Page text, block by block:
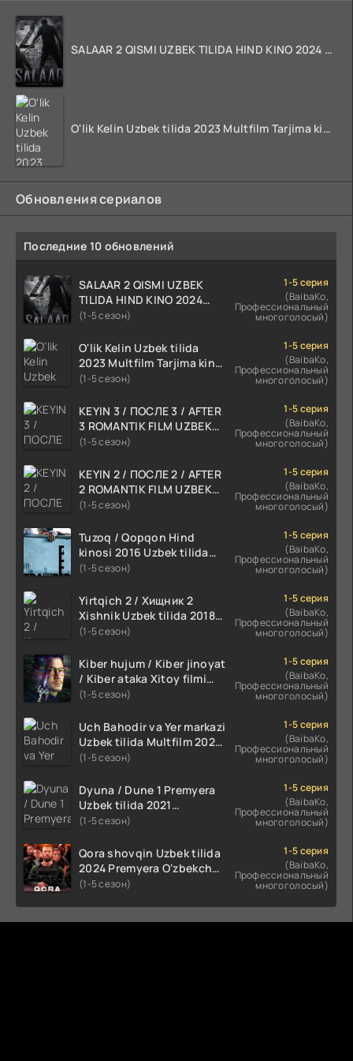
SALAAR 2 QISMI UZBEK TILIDA HIND KINO 2024 TARJIMA 720p HD Skachat
O'lik Kelin Uzbek tilida 2023 Multfilm Tarjima kino skachat
Обновления сериалов
Последние 10 обновлений
SALAAR 2 QISMI UZBEK
TILIDA HIND KINO 2024
TARJIMA 720p HD Skachat
(1-5 сезон)
1-5 серия
(BaibaKo,
Профессиональный
многоголосый)
O'lik Kelin Uzbek tilida
2023 Multfilm Tarjima kino
skachat
(1-5 сезон)
1-5 серия
(BaibaKo,
Профессиональный
многоголосый)
KEYIN 3 / ПОСЛЕ 3 / AFTER
3 ROMANTIK FILM UZBEK
TILIDA 2021 TARJIMA FILM
(1-5 сезон)
1-5 серия
(BaibaKo,
Профессиональный
многоголосый)
KEYIN 2 / ПОСЛЕ 2 / AFTER
2 ROMANTIK FILM UZBEK
TILIDA 2020 TARJIMA FILM
(1-5 сезон)
1-5 серия
(BaibaKo,
Профессиональный
многоголосый)
Tuzoq / Qopqon Hind
kinosi 2016 Uzbek tilida
tarjima film HD
(1-5 сезон)
1-5 серия
(BaibaKo,
Профессиональный
многоголосый)
Yirtqich 2 / Хищник 2
Xishnik Uzbek tilida 2018-
2024 O'zbekcha tarjima
(1-5 сезон)
1-5 серия
(BaibaKo,
Профессиональный
многоголосый)
Kiber hujum / Kiber jinoyat
/ Kiber ataka Xitoy filmi
Uzbek tilida O'zbekcha
HD skachat
(1-5 сезон)
1-5 серия
(BaibaKo,
Профессиональный
многоголосый)
Uch Bahodir va Yer markazi
Uzbek tilida Multfilm 2025
tarjima HD skachat
(1-5 сезон)
1-5 серия
(BaibaKo,
Профессиональный
многоголосый)
Dyuna / Dune 1 Premyera
Uzbek tilida 2021
O'zbekcha tarjima kino HD
(1-5 сезон)
1-5 серия
(BaibaKo,
Профессиональный
многоголосый)
Qora shovqin Uzbek tilida
2024 Premyera O'zbekcha
tarjima kino HD skachat
(1-5 сезон)
1-5 серия
(BaibaKo,
Профессиональный
многоголосый)